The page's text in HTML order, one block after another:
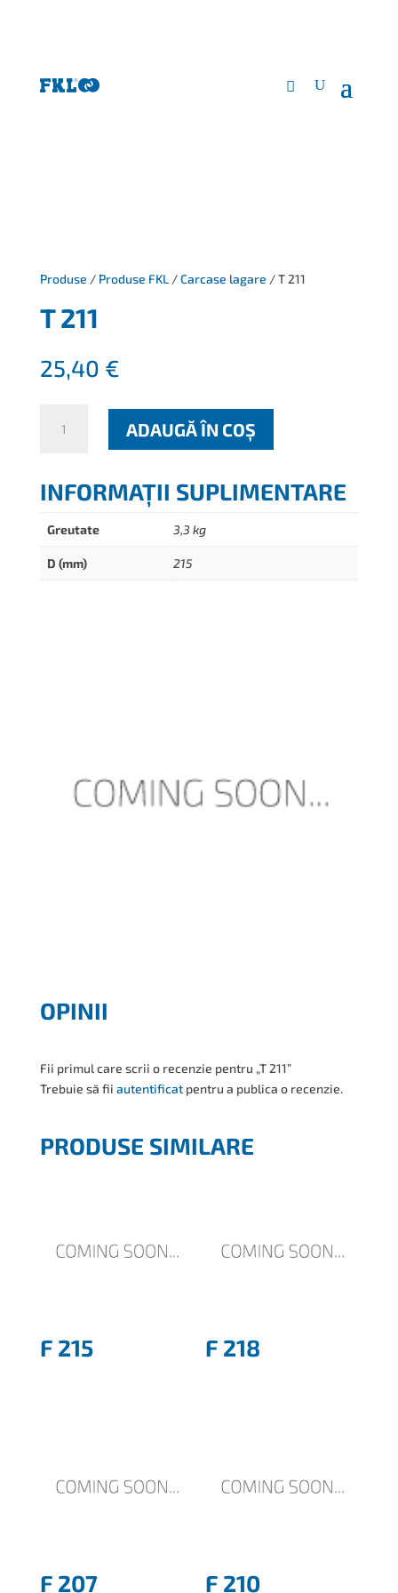
Produse / Produse FKL/Carcase lagare / T 211
T 211
25,40 €
ADAUGĂ ÎN COȘ
INFORMAȚII SUPLIMENTARE
Greutate 3,3 kg
D (mm) 215
OPINII
Fii primul care scrii o recenzie pentru „T 211”
Trebuie să fii autentificatpentru a publica o recenzie.
PRODUSE SIMILARE
F 215 F 218
F 207 F 210